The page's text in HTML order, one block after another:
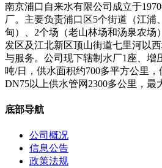
南京浦口自来水有限公司成立于
厂。主要负责浦口区5个街道（江浦
甸）、2个场（老山林场和汤泉农场
发区及江北新区顶山街道七里河以
与服务。公司现下辖制水厂1座、增
吨/日，供水面积约700多平方公里，
DN75以上供水管网2300多公里，最
底部导航
公司概况
信息公告
政策法规